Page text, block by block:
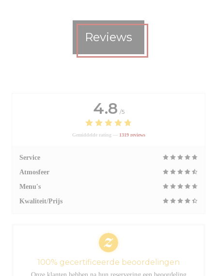
Reviews
4.8 /5
Gemiddelde rating — 1319 reviews
Service
Atmosfeer
Menu's
Kwaliteit/Prijs
100% gecertificeerde beoordelingen